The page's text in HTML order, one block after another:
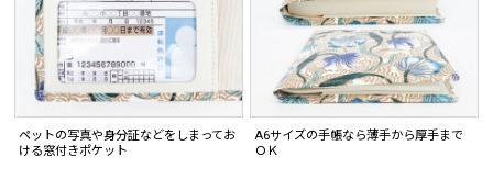
ペットの写真や身分証などをしまってお
ける窓付きポケット
A6サイズの手帳なら薄手から厚手まで
ＯＫ